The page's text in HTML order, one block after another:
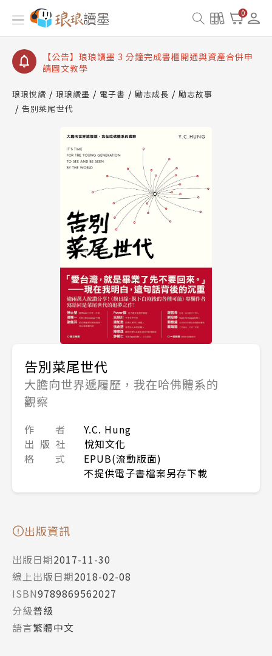
0
【公告】琅琅讀墨數位閱讀資產合併與書櫃開通申請
【公告】琅琅讀墨書櫃開通常見問題
【公告】琅琅讀墨 3 分鐘完成書櫃開通與資產合併申
請圖文教學
查詢
【公告】琅琅讀墨數位閱讀資產合併與書櫃開通申請
琅琅悅讀 琅琅讀墨 電子書 勵志成長
勵志故事
告別菜尾世代
告別菜尾世代
大膽向世界遞履歷，我在哈佛體系的
觀察
作 者
Y.C. Hung
出 版 社
悅知文化
格 式
EPUB(流動版面)
不提供電子書檔案另存下載
出版資訊
出版日期2017-11-30
線上出版日期2018-02-08
ISBN9789869562027
分級普級
語言繁體中文